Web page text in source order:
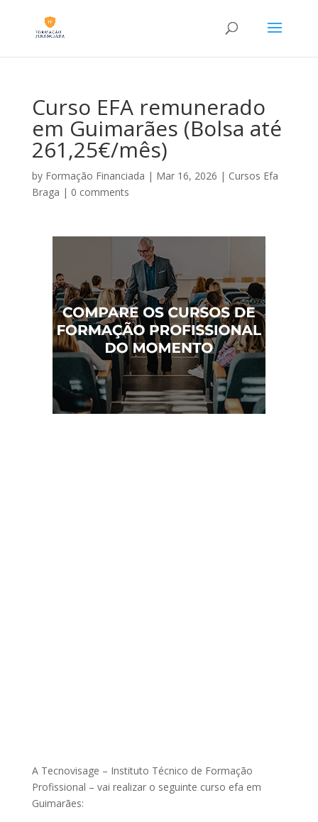
Curso EFA remunerado
em Guimarães (Bolsa até
261,25€/mês)
by Formação Financiada | Mar 16, 2026 | Cursos Efa
Braga | 0 comments
A Tecnovisage – Instituto Técnico de Formação
Profissional – vai realizar o seguinte curso efa em
Guimarães: